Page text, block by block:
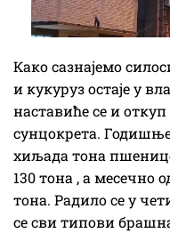
Како сазнајемо
и кукуруз остаје у
наставиће се и
сунцокрета.
хиљада тона
130 тона , а месечно
тона. Радило се у
се сви типови